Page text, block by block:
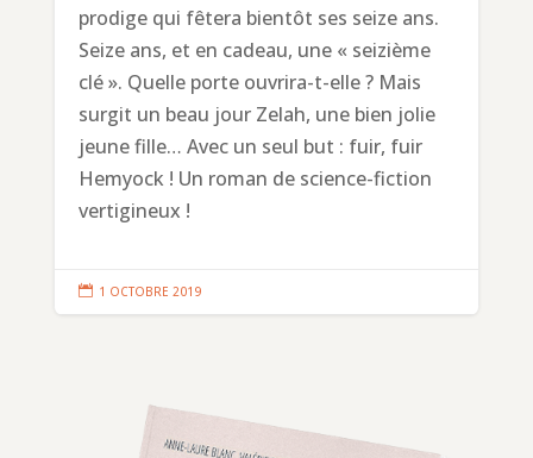
prodige qui fêtera bientôt ses seize ans.
Seize ans, et en cadeau, une « seizième
clé ». Quelle porte ouvrira-t-elle ? Mais
surgit un beau jour Zelah, une bien jolie
jeune fille… Avec un seul but : fuir, fuir
Hemyock ! Un roman de science-fiction
vertigineux !
 1 OCTOBRE 2019